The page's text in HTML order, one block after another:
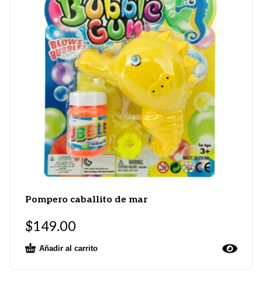
Pompero caballito de mar
$149.00
Añadir al carrito